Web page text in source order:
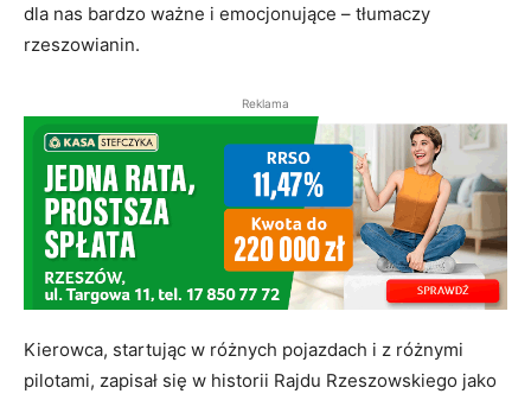
dla nas bardzo ważne i emocjonujące – tłumaczy
rzeszowianin.
Reklama
Kierowca, startując w różnych pojazdach i z różnymi
pilotami, zapisał się w historii Rajdu Rzeszowskiego jako